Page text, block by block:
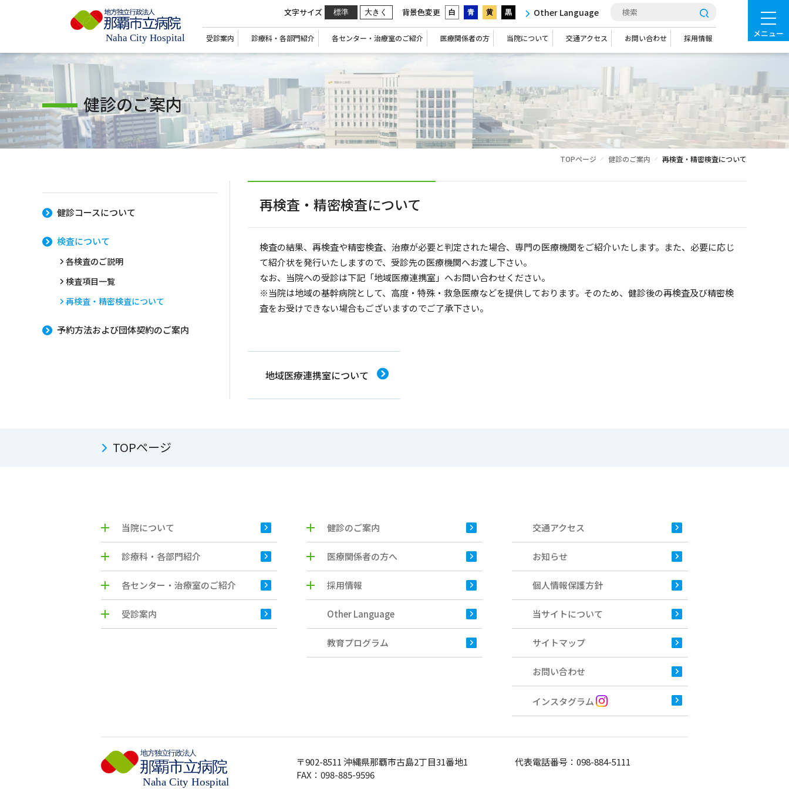
メニュー
文字サイズ 標準 大きく 背景色変更 白 青 黄 黒 Other Language
受診案内 診療科・各部門紹介 各センター・治療室のご紹介 医療関係者の方 当院について 交通アクセス お問い合わせ 採用情報
健診のご案内
TOPページ 健診のご案内 再検査・精密検査について
再検査・精密検査について
検査の結果、再検査や精密検査、治療が必要と判定された場合、専門の医療機関をご紹介いたします。また、必要に応じ
て紹介状を発行いたしますので、受診先の医療機関へお渡し下さい。
なお、当院への受診は下記「地域医療連携室」へお問い合わせください。
※当院は地域の基幹病院として、高度・特殊・救急医療などを提供しております。そのため、健診後の再検査及び精密検
査をお受けできない場合もございますのでご了承下さい。
地域医療連携室について
健診コースについて
検査について
各検査のご説明
検査項目一覧
再検査・精密検査について
予約方法および団体契約のご案内
TOPページ
当院について
診療科・各部門紹介
各センター・治療室のご紹介
受診案内
健診のご案内
医療関係者の方へ
採用情報
Other Language
教育プログラム
交通アクセス
お知らせ
個人情報保護方針
当サイトについて
サイトマップ
お問い合わせ
インスタグラム
〒902-8511 沖縄県那覇市古島2丁目31番地1
FAX：098-885-9596
代表電話番号： 098-884-5111